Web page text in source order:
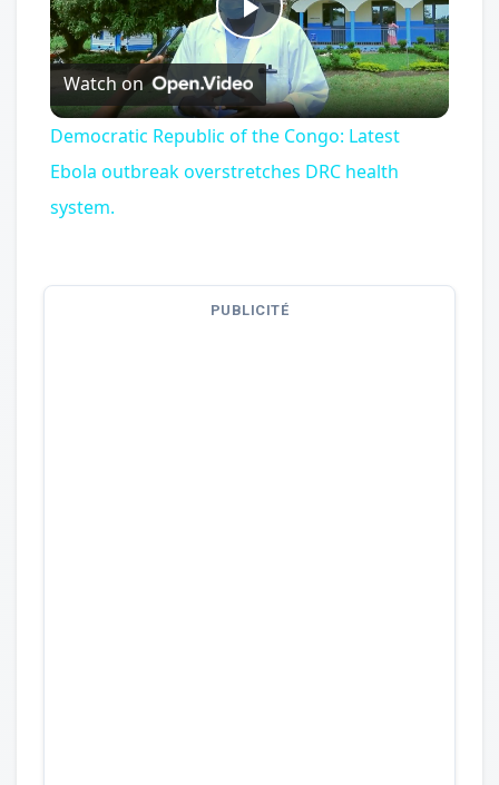
Play
Video
Watch on
Democratic Republic of the Congo: Latest
Ebola outbreak overstretches DRC health
system.
PUBLICITÉ